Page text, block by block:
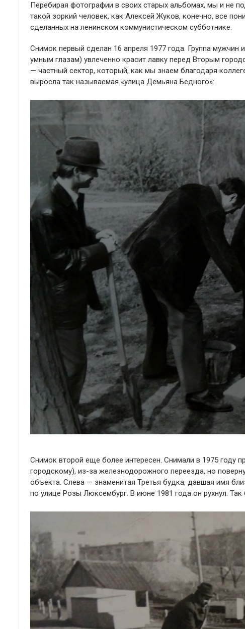
Перебирая фотографии в своих старых альбомах, мы и не
такой зоркий человек, как Алексей Жуков, конечно, все
сделанных на ленинском коммунистическом субботнике.
Снимок первый сделан 16 апреля 1977 года. Группа мужчин
умным глазам) увлеченно красит лавку перед Вторым
— частный сектор, который, как мы знаем благодаря
выросла так называемая «улица Демьяна Бедного»:
Снимок второй еще более интересен. Снимали в 1975 году
городскому), из-за железнодорожного переезда, но
объекта. Слева — знаменитая Третья будка, давшая имя
по улице Розы Люксембург. В июне 1981 года он рухнул.